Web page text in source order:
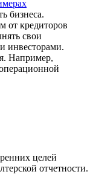
бизнеса.
от кредиторов
свои
инвесторами.
Например,
целей
отчетности.